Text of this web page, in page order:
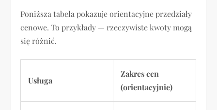
Poniższa tabela pokazuje orientacyjne przedziały
cenowe. To przykłady — rzeczywiste kwoty mogą
się różnić.
Usługa
Zakres cen
(orientacyjnie)